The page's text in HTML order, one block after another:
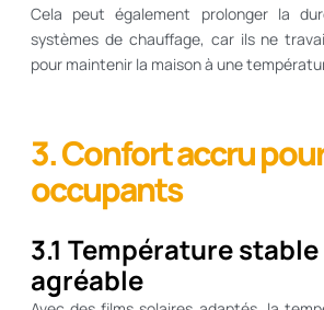
Cela peut également prolonger la
systèmes de chauffage, car ils ne
pour maintenir la maison à une
3. Confort accru
occupants
3.1 Température
agréable